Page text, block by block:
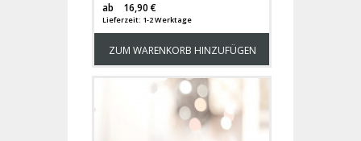
ab
16,90 €
Lieferzeit: 1-2 Werktage
ZUM WARENKORB HINZUFÜGEN